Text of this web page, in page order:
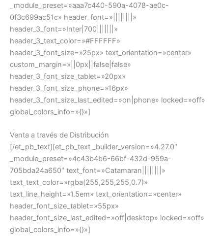
_module_preset=»aaa7c440-590a-4078-ae0c-
0f3c699ac51c» header_font=»||||||||»
header_3_font=»Inter|700|||||||»
header_3_text_color=»#FFFFFF»
header_3_font_size=»25px» text_orientation=»center»
custom_margin=»||0px||false|false»
header_3_font_size_tablet=»20px»
header_3_font_size_phone=»16px»
header_3_font_size_last_edited=»on|phone» locked=»off»
global_colors_info=»{}»]
Venta a través de Distribución
[/et_pb_text][et_pb_text _builder_version=»4.27.0″
_module_preset=»4c43b4b6-66bf-432d-959a-
705bda24a650″ text_font=»Catamaran||||||||»
text_text_color=»rgba(255,255,255,0.7)»
text_line_height=»1.5em» text_orientation=»center»
header_font_size_tablet=»55px»
header_font_size_last_edited=»off|desktop» locked=»off»
global_colors_info=»{}»]